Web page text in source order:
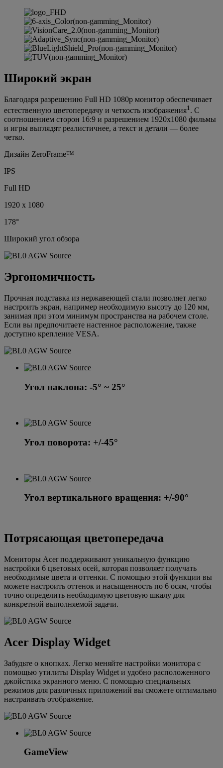
Широкий экран
Благодаря разрешению Full HD 1080p монитор обеспечивает
естественную цветопередачу и четкость изображения1 . С
соотношением сторон 16:9 и разрешением 1920x1080 фильмы
и игры выглядят реалистичнее, а текст и детали — более
четко.
Дизайн ZeroFrame™
IPS
Full HD
1920 x 1080
178°
Широкий угол обзора
Эргономичность
Прочная подставка из нержавеющей стали позволяет легко
настроить экран, например необходимую высоту до 120 мм,
занимая при этом минимум пространства на рабочем столе.
Если вы предпочитаете настенное расположение, также
доступно крепление VESA.
Угол наклона: -5° ~ 25°
Угол поворота: +/-45°
Угол вертикального вращения: +/-90°
Потрясающая цветопередача
Мониторы Acer поддерживают уникальную функцию
настройки 6 цветовых осей, которая позволяет получать
необходимые цвета и оттенки. С помощью этой функции вы
можете настроить оттенок и насыщенность по 6 осям, чтобы
точно определить необходимую цветовую шкалу для
конкретной выполняемой задачи.
Acer Display Widget
Забудьте о кнопках. Легко меняйте настройки монитора с
помощью утилиты Display Widget и удобно расположенного
джойстика экранного меню. С помощью специальных
режимов для различных приложений вы сможете оптимально
настраивать отображение.
GameView